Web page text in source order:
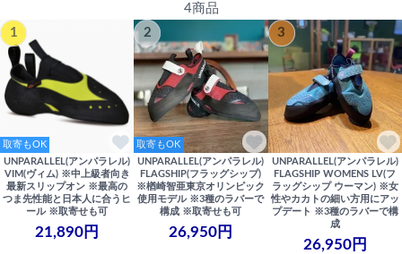
4商品
1
取寄もOK
UNPARALLEL(アンパラレル)
VIM(ヴィム) ※中上級者向き
最新スリップオン ※最高の
つま先性能と日本人に合うヒ
ール ※取寄せも可
21,890円
2
取寄もOK
UNPARALLEL(アンパラレル)
FLAGSHIP(フラッグシップ)
※楢崎智亜東京オリンピック
使用モデル ※3種のラバーで
構成 ※取寄せも可
26,950円
3
UNPARALLEL(アンパラレル)
FLAGSHIP WOMENS LV(フ
ラッグシップ ウーマン) ※女
性やカカトの細い方用にアッ
プデート ※3種のラバーで構
成
26,950円